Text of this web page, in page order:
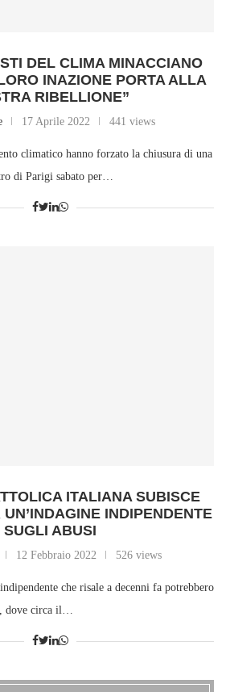
DEL CLIMA MINACCIANO
INAZIONE PORTA ALLA
RIBELLIONE”
17 Aprile 2022 441 views
climatico hanno forzato la chiusura di una
di Parigi sabato per…
ITALIANA SUBISCE
INDIPENDENTE
SUGLI ABUSI
12 Febbraio 2022 526 views
che risale a decenni fa potrebbero
dove circa il…